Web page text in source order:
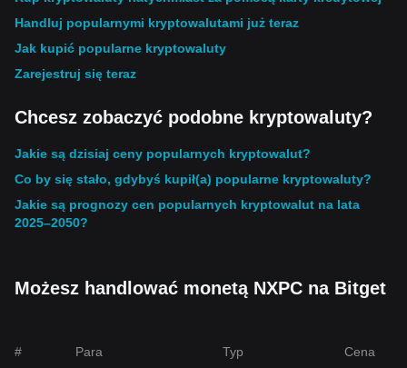
Handluj popularnymi kryptowalutami już teraz
Jak kupić popularne kryptowaluty
Zarejestruj się teraz
Chcesz zobaczyć podobne kryptowaluty?
Jakie są dzisiaj ceny popularnych kryptowalut?
Co by się stało, gdybyś kupił(a) popularne kryptowaluty?
Jakie są prognozy cen popularnych kryptowalut na lata
2025–2050?
Możesz handlować monetą NXPC na Bitget
# Para Typ Cena